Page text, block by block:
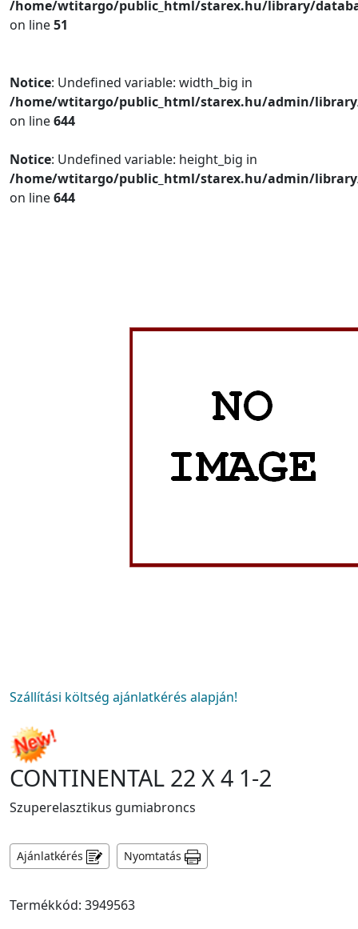
/home/wtitargo/public_html/starex.hu/library/
on line51
Notice: Undefined variable: width_big in
/home/wtitargo/public_html/starex.hu/admin/
on line644
Notice: Undefined variable: height_big in
/home/wtitargo/public_html/starex.hu/admin/
on line644
Szállítási költség ajánlatkérés alapján!
CONTINENTAL 22 X 4 1-2
Szuperelasztikus gumiabroncs
Ajánlatkérés Nyomtatás
Termékkód: 3949563